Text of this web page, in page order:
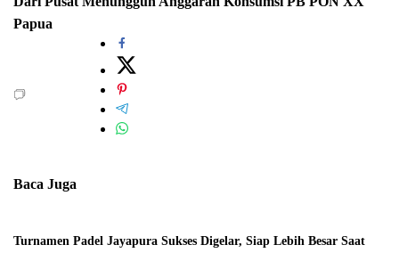
Papua
Baca Juga
Turnamen Padel Jayapura Sukses Digelar, Siap Lebih Besar Saat